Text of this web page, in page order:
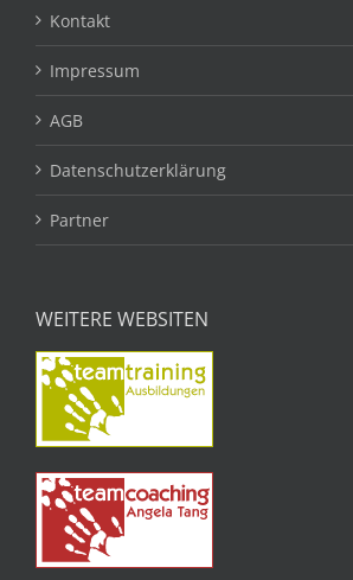
Kontakt
Impressum
AGB
Datenschutzerklärung
Partner
WEITERE WEBSITEN